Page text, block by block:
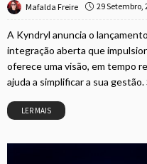
Mafalda Freire 29 Setembro,
A Kyndryl anuncia o
integração aberta que
oferece uma visão, em tempo
ajuda a simplificar a sua gestão.
LER MAIS